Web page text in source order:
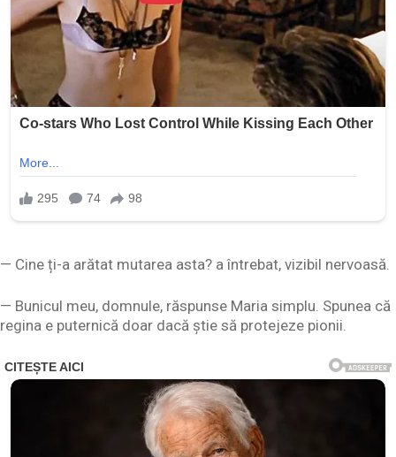
— Cine ți-a arătat mutarea asta? a întrebat, vizibil nervoasă.
— Bunicul meu, domnule, răspunse Maria simplu. Spunea că
regina e puternică doar dacă știe să protejeze pionii.